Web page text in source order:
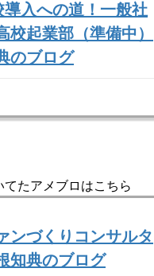
入への道！一般社
校起業部（準備中）
のブログ
全国高校起業部（準備中） 山根
グです。最近の記事は「ゴール
よ！（画像あり）」です。
たアメブロはこちら
ンづくりコンサルタ
知典のブログ